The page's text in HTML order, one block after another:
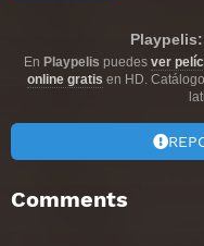
En Playpelis puedes ver
online gratis en HD.
Comments